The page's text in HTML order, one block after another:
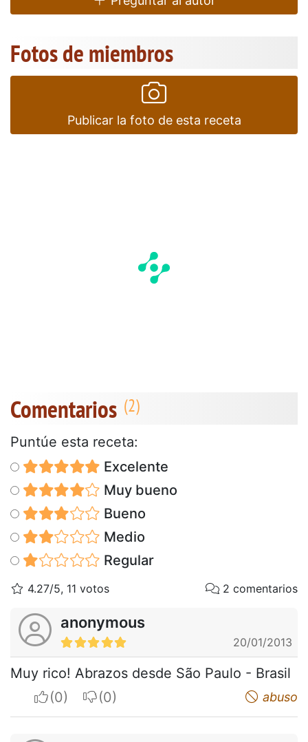
Fotos de miembros
Publicar la foto de esta receta
Comentarios
Puntúe esta receta:
Excelente
Muy bueno
Bueno
Medio
Regular
4.27/5, 11 votos 2 comentarios
anonymous
20/01/2013
Muy rico! Abrazos desde São Paulo - Brasil
I apreciateI do not appreciate abuso